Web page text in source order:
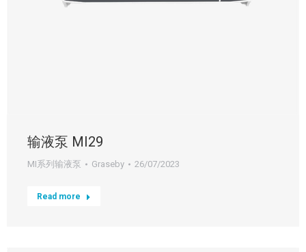
输液泵 MI29
MI系列输液泵 Graseby 26/07/2023
Read more